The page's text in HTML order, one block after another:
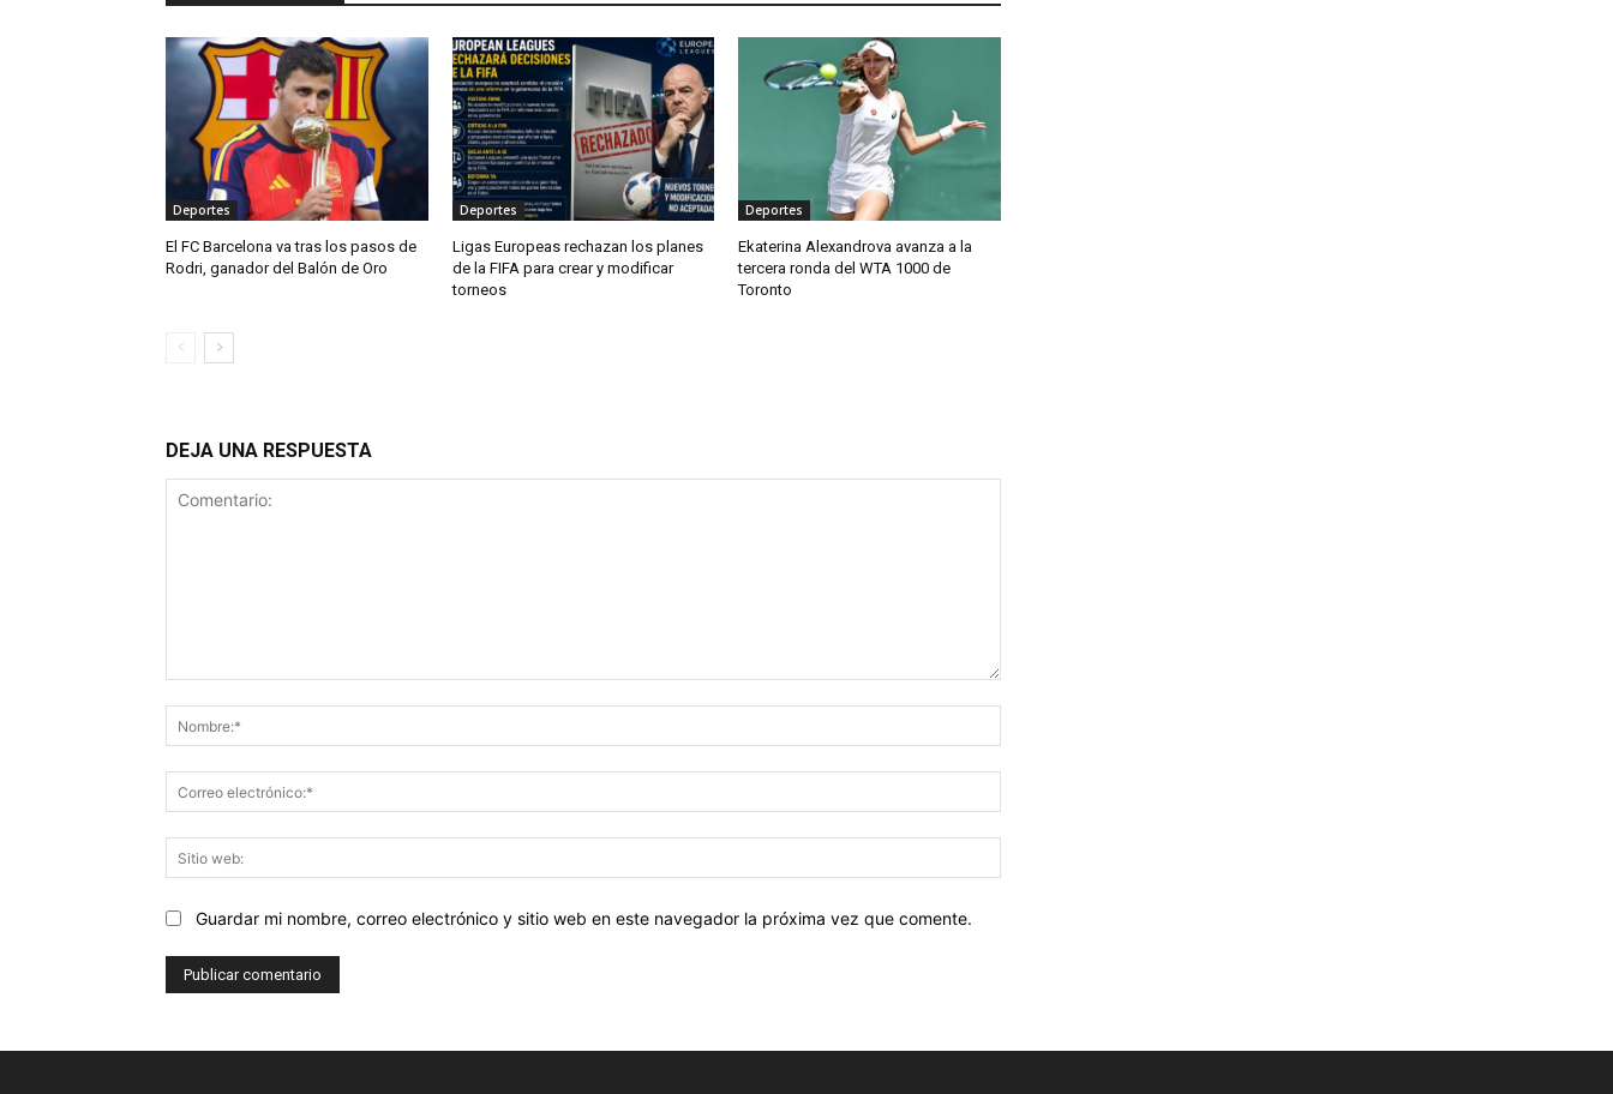
Deportes
El FC Barcelona va tras los pasos de
Rodri, ganador del Balón de Oro
Deportes
Ligas Europeas rechazan los planes
de la FIFA para crear y modificar
torneos
Deportes
Ekaterina Alexandrova avanza a la
tercera ronda del WTA 1000 de
Toronto
DEJA UNA RESPUESTA
electrónico:*
web:
Guardar mi nombre, correo electrónico y sitio web en este navegador la próxima vez que comente.